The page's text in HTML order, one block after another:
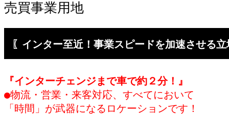
売買事業用地
〖インター至近！事業スピードを加速させる
『インターチェンジまで車で約２分！』
●物流・営業・来客対応、すべてにおいて